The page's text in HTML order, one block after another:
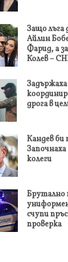
Защо лъга
Айлин
Фарид, а
Колев –
дрога в
Кандев би
колеги
Брутално
счупи
проверка